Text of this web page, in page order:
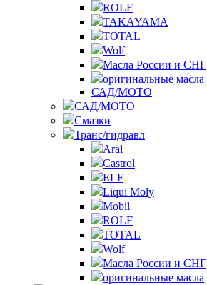
ROLF
TAKAYAMA
TOTAL
Wolf
Масла России и СНГ
оригинальные масла
САД/МОТО
САД/МОТО
Смазки
Транс/гидравл
Aral
Castrol
ELF
Liqui Moly
Mobil
ROLF
TOTAL
Wolf
Масла России и СНГ
оригинальные масла